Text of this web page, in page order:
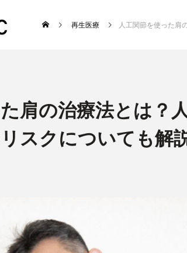
再生医療 人工関節を使った肩の治療法とは？人
肩の治療法とは？
スクについても解